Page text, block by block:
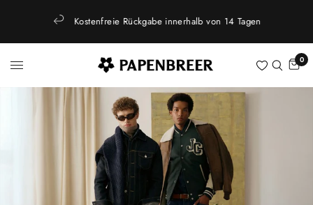
Kostenfreie Rückgabe innerhalb von 14 Tagen
0